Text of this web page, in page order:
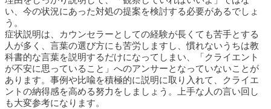
い、今の状況にあった対処の提案を検討する必要があるでしょ
う。
症状説明は、カウンセラーとしての経験が長くても苦手とする
人が多く、言葉の選び方にも苦労しますし、慣れないうちは教
科書的な言葉を説明するだけになってしまい、「クライエント
が不安に思っていること」へのアンサーとなっていないことが
あります。事例や比喩を積極的に説明に取り入れて、クライエ
ントの納得感を高める努力をしましょう。上手な人の言い回し
も大変参考になります。